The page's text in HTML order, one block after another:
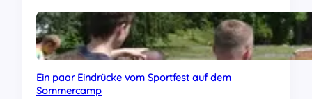
Ein paar Eindrücke vom Sportfest auf dem
Sommercamp